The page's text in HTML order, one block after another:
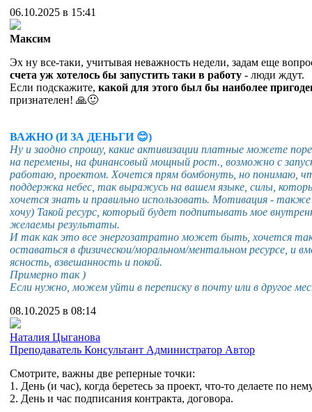
06.10.2025 в 15:41
Максим
Эх ну все-таки, учитывая неважность недели, задам еще
счета уж хотелось бы запустить таки в работу - люди ждут.
Если подскажите, какой для этого был бы наиболее
признателен! 🙏🙂
ВАЖНО (И ЗА ДЕНЬГИ 😊)
Ну и заодно спрошу, какие активизации платные можете
на перемены, на финансовый мощный рост., возможно с
работаю, проектом. Хочется прям бомбонуть, но понимаю,
поддержка небес, так выражусь на вашем языке, силы,
хочется знать и правильно использовать. Мотивация -
хочу) Такой ресурс, который будет подпитывать мое
желаемы результаты.
И так как это все энергозатратно может быть, хочется
оставаться в физическои/моральном/ментальном ресурсе, и
ясность, взвешанность и покой.
Примерно так )
Если нужно, можем уйти в переписку в почту или в другое
08.10.2025 в 08:14
Наталия Цыганова
Преподаватель Консультант Администратор Автор
Смотрите, важны две реперные точки:
1. День (и час), когда беретесь за проект, что-то делаете по
2. День и час подписания контракта, договора.